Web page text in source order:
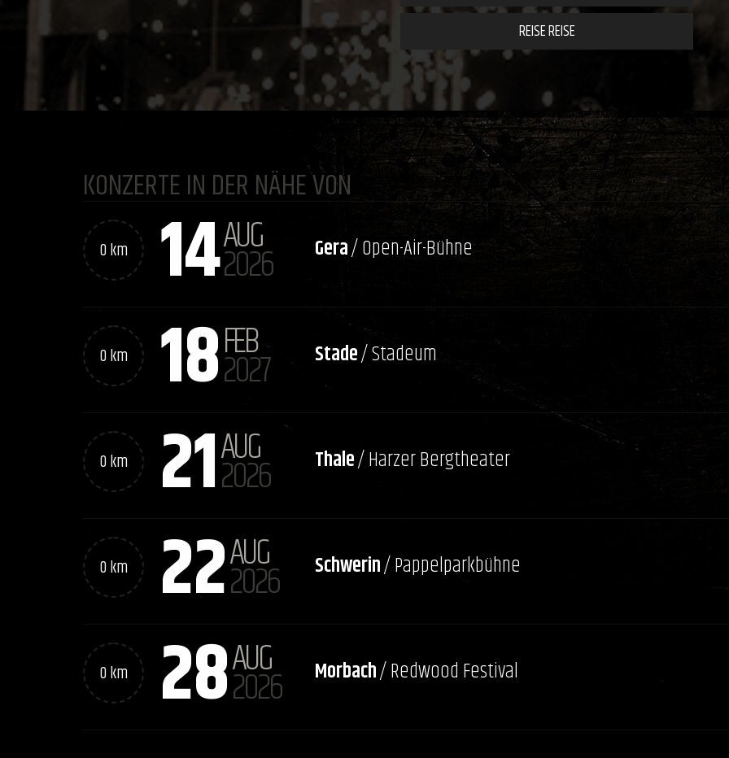
REISE REISE
KONZERTE IN DER NÄHE VON
0 km 14AUG
2026 Gera/ Open-Air-Bühne
0 km 18FEB
2027 Stade/ Stadeum
0 km 21AUG
2026 Thale/ Harzer Bergtheater
0 km 22AUG
2026 Schwerin/ Pappelparkbühne
0 km 28AUG
2026 Morbach/ Redwood Festival